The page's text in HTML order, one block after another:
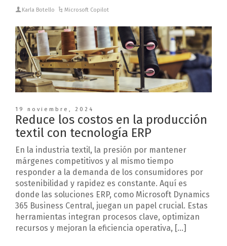
Karla Botello Microsoft Copilot
19 noviembre, 2024
Reduce los costos en la producción
textil con tecnología ERP
En la industria textil, la presión por mantener
márgenes competitivos y al mismo tiempo
responder a la demanda de los consumidores por
sostenibilidad y rapidez es constante. Aquí es
donde las soluciones ERP, como Microsoft Dynamics
365 Business Central, juegan un papel crucial. Estas
herramientas integran procesos clave, optimizan
recursos y mejoran la eficiencia operativa, […]